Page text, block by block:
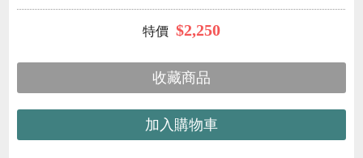
$2,250
收藏商品
加入購物車